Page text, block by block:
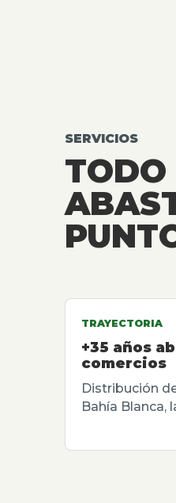
SERVICIOS
TODO
TRAYECTORIA
+35 años
comercios
Distribución
Bahía Blanca,